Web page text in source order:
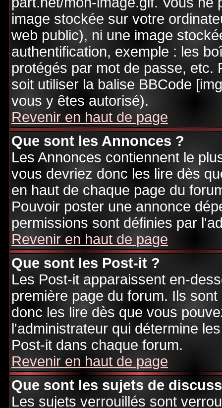
image stockée sur votre
web public), ni une image
authentification, exemple : les
protégés par mot de passe, etc.
soit utiliser la balise BBCode
vous y êtes autorisé).
Revenir en haut de page
Que sont les Annonces ?
Les Annonces contiennent le
vous devriez donc les lire dès
en haut de chaque page du
Pouvoir poster une annonce
permissions sont définies par
Revenir en haut de page
Que sont les Post-it ?
Les Post-it apparaissent en-
première page du forum. Ils
donc les lire dès que vous
l'administrateur qui détermine
Post-it dans chaque forum.
Revenir en haut de page
Que sont les sujets de
Les sujets verrouillés sont